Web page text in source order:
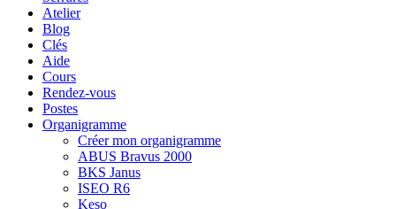
Atelier
Blog
Clés
Aide
Cours
Rendez-vous
Postes
Organigramme
Créer mon organigramme
ABUS Bravus 2000
BKS Janus
ISEO R6
Keso